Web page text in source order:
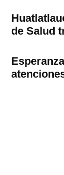
de Salud